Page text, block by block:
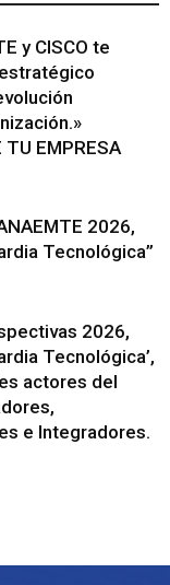
y CISCO te
TU EMPRESA
2026,
Tecnológica”
2026,
Tecnológica’,
actores del
e Integradores.